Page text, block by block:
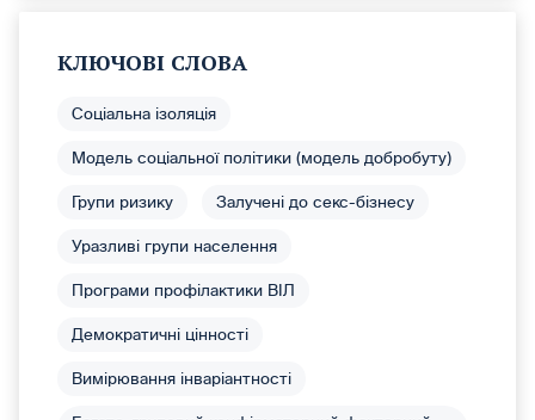
КЛЮЧОВІ СЛОВА
Соціальна ізоляція
Модель соціальної політики (модель добробуту)
Групи ризику Залучені до секс-бізнесу
Уразливі групи населення
Програми профілактики ВІЛ
Демократичні цінності
Вимірювання інваріантності